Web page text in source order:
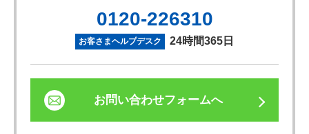
0120-226310
お客さまヘルプデスク 24時間365日
お問い合わせフォームへ